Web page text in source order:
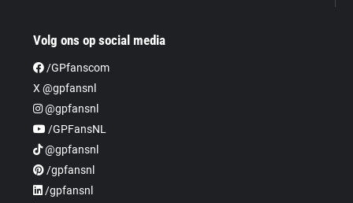
Volg ons op social media
/GPfanscom
X @gpfansnl
@gpfansnl
/GPFansNL
@gpfansnl
/gpfansnl
/gpfansnl